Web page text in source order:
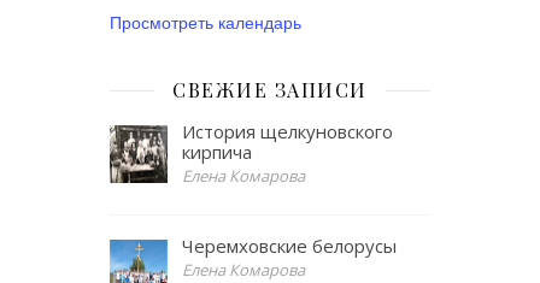
Просмотреть календарь
СВЕЖИЕ ЗАПИСИ
История щелкуновского
кирпича
Елена Комарова
Черемховские белорусы
Елена Комарова